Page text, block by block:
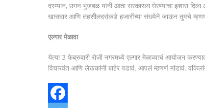
दरम्यान, छगन भुजबळ यांनी आता सरकारला घेरण्याचा इशारा
खासदार आणि तहसीलदरांकडे हजारोंच्या संख्येने जाऊन तुमचे
एल्गार मेळावा
येत्या 3 फेब्रुवारी रोजी नगरमध्ये एल्गार मेळाव्याचं आयोजन
विचारवंत आणि लेखकांनी बाहेर पडावं. आपलं म्हणणं मांडावं.